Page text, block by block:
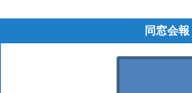
同窓会